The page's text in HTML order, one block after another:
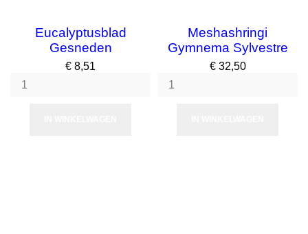
Eucalyptusblad
Gesneden
Prijs
€ 8,51
Meshashringi
Gymnema Sylvestre
Prijs
€ 32,50